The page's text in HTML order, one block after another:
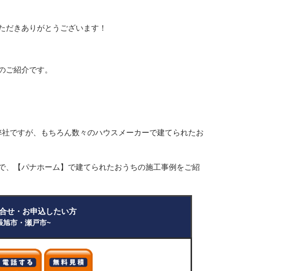
だきありがとうございます！
ご紹介です。
ですが、もちろん数々のハウスメーカーで建てられたお
、【パナホーム】で建てられたおうちの施工事例をご紹
せ・お申込したい方
旭市・瀬戸市~